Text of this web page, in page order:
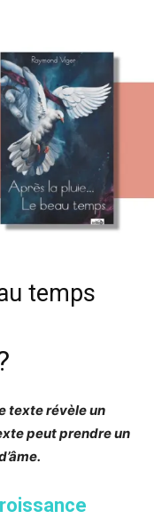
temps
texte révèle un
peut prendre un